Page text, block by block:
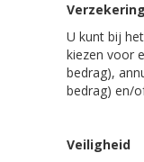
U kunt bij
kiezen voor
bedrag),
bedrag) en/
Veiligheid